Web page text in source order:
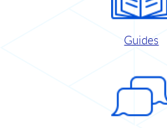
Guides